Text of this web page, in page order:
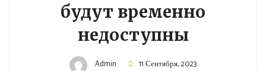
будут временно
недоступны
Admin 11 Сентября, 2023